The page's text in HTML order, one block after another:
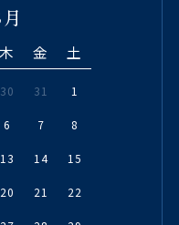
木 金 土
30 31 1
6 7 8
13 14 15
20 21 22